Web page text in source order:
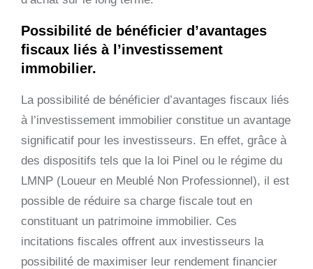
Possibilité de bénéficier d’avantages
fiscaux liés à l’investissement
immobilier.
La possibilité de bénéficier d’avantages fiscaux liés
à l’investissement immobilier constitue un avantage
significatif pour les investisseurs. En effet, grâce à
des dispositifs tels que la loi Pinel ou le régime du
LMNP (Loueur en Meublé Non Professionnel), il est
possible de réduire sa charge fiscale tout en
constituant un patrimoine immobilier. Ces
incitations fiscales offrent aux investisseurs la
possibilité de maximiser leur rendement financier